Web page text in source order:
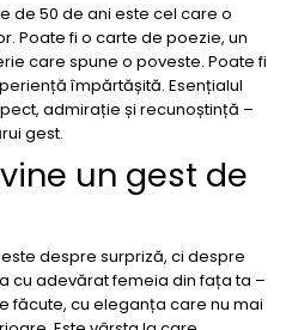
de 50 de ani este cel care o
Poate fi o carte de poezie, un
care spune o poveste. Poate fi
împărtășită. Esențialul
admirație și recunoștință –
gest.
un gest de
despre surpriză, ci despre
cu adevărat femeia din fața ta –
făcute, cu eleganța care nu mai